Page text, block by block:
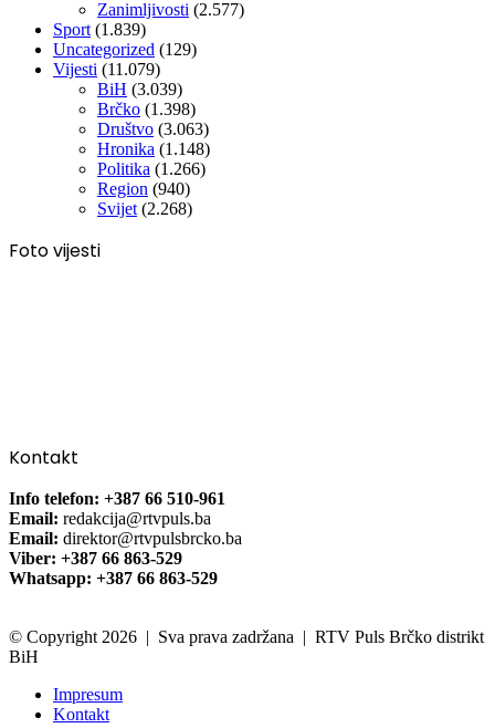
Zanimljivosti (2.577)
Sport (1.839)
Uncategorized (129)
Vijesti (11.079)
BiH (3.039)
Brčko (1.398)
Društvo (3.063)
Hronika (1.148)
Politika (1.266)
Region (940)
Svijet (2.268)
Foto vijesti
Kontakt
Info telefon: +387 66 510-961
Email: redakcija@rtvpuls.ba
Email: direktor@rtvpulsbrcko.ba
Viber: +387 66 863-529
Whatsapp: +387 66 863-529
© Copyright 2026 | Sva prava zadržana | RTV Puls Brčko distrikt
BiH
Impresum
Kontakt